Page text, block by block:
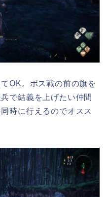
OK。ボス戦の前の旗を
で結義を上げたい仲間
時に行えるのでオスス